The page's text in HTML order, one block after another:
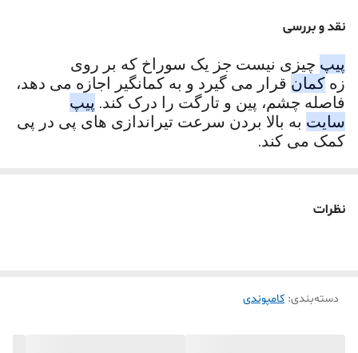
نقد و بررسی
پیپ چیزی نیست جز یک سوراخ که بر روی
زه کمان قرار می گیرد و به کمانگیر اجازه می دهد،
فاصله چشم، پین و تارگت را درک کند. پیپ
سایت به بالا بردن سرعت تیراندازی های پی در پی
کمک می کند.
نظرات
دسته‌بندی: کامپوندی